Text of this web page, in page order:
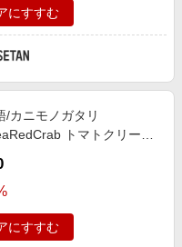
にすすむ
/カニモノガタリ
トマトクリーム
式】
にすすむ